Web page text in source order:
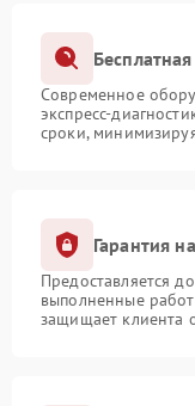
Современное
экспресс-
сроки,
Гарантия
Предоставляется
выполненные
защищает клиента